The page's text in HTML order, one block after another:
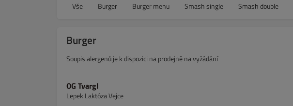
Vše Burger Burger menu Smash single Smash double
Burger
Soupis alergenů je k dispozici na prodejně na vyžádání
OG Tvargl
Lepek Laktóza Vejce